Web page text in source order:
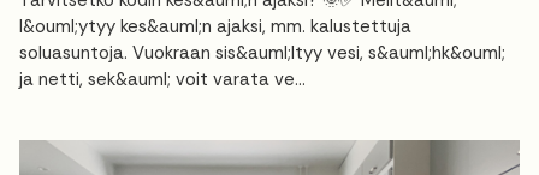
l&ouml;ytyy kes&auml;n ajaksi, mm. kalustettuja
soluasuntoja. Vuokraan sis&auml;ltyy vesi, s&auml;hk&ouml;
ja netti, sek&auml; voit varata ve...